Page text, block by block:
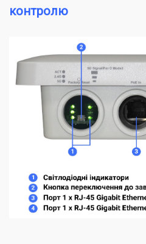
контролю